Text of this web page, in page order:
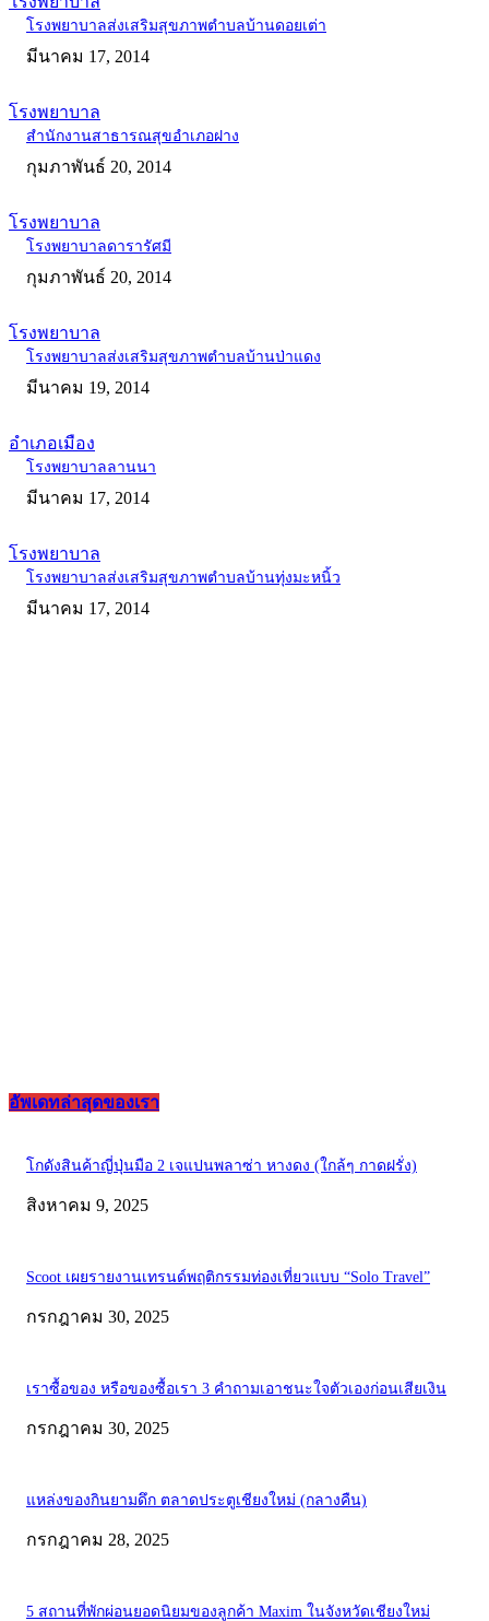
โรงพยาบาลส่งเสริมสุขภาพตำบลบ้านดอยเต่า
มีนาคม 17, 2014
โรงพยาบาล
สำนักงานสาธารณสุขอำเภอฝาง
กุมภาพันธ์ 20, 2014
โรงพยาบาล
โรงพยาบาลดารารัศมี
กุมภาพันธ์ 20, 2014
โรงพยาบาล
โรงพยาบาลส่งเสริมสุขภาพตำบลบ้านป่าแดง
มีนาคม 19, 2014
อำเภอเมือง
โรงพยาบาลลานนา
มีนาคม 17, 2014
โรงพยาบาล
โรงพยาบาลส่งเสริมสุขภาพตำบลบ้านทุ่งมะหนิ้ว
มีนาคม 17, 2014
อัพเดทล่าสุดของเรา
โกดังสินค้าญี่ปุ่นมือ 2 เจแปนพลาซ่า หางดง (ใกล้ๆ กาดฝรั่ง)
สิงหาคม 9, 2025
Scoot เผยรายงานเทรนด์พฤติกรรมท่องเที่ยวแบบ “Solo Travel”
กรกฎาคม 30, 2025
เราซื้อของ หรือของซื้อเรา 3 คำถามเอาชนะใจตัวเองก่อนเสียเงิน
กรกฎาคม 30, 2025
แหล่งของกินยามดึก ตลาดประตูเชียงใหม่ (กลางคืน)
กรกฎาคม 28, 2025
5 สถานที่พักผ่อนยอดนิยมของลูกค้า Maxim ในจังหวัดเชียงใหม่